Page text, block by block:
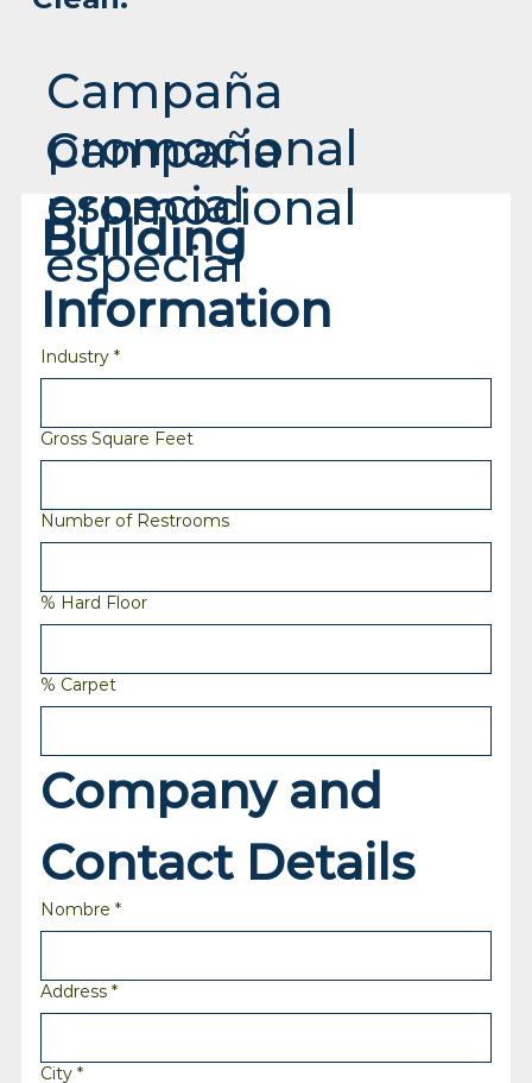
Building
Information
Industry *
Gross Square Feet
Number of Restrooms
% Hard Floor
% Carpet
Company and
Contact Details
Nombre *
Address *
City *
Campaña
promocional
especial
Campaña
promocional
especial